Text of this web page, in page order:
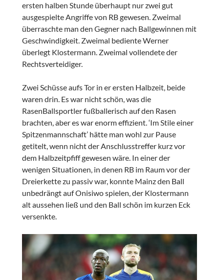
ersten halben Stunde überhaupt nur zwei gut
ausgespielte Angriffe von RB gewesen. Zweimal
überraschte man den Gegner nach Ballgewinnen mit
Geschwindigkeit. Zweimal bediente Werner
überlegt Klostermann. Zweimal vollendete der
Rechtsverteidiger.
Zwei Schüsse aufs Tor in er ersten Halbzeit, beide
waren drin. Es war nicht schön, was die
RasenBallsportler fußballerisch auf den Rasen
brachten, aber es war enorm effizient. ‘Im Stile einer
Spitzenmannschaft’ hätte man wohl zur Pause
getitelt, wenn nicht der Anschlusstreffer kurz vor
dem Halbzeitpfiff gewesen wäre. In einer der
wenigen Situationen, in denen RB im Raum vor der
Dreierkette zu passiv war, konnte Mainz den Ball
unbedrängt auf Onisiwo spielen, der Klostermann
alt aussehen ließ und den Ball schön im kurzen Eck
versenkte.